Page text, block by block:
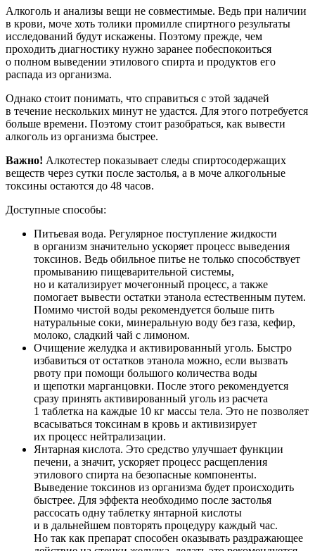
Алкоголь и анализы вещи не совместимые. Ведь при наличии
в крови, моче хоть толики промилле спиртного результаты
исследований будут искажены. Поэтому прежде, чем
проходить диагностику нужно заранее побеспокоиться
о полном выведении этилового спирта и продуктов его
распада из организма.
Однако стоит понимать, что справиться с этой задачей
в течение нескольких минут не удастся. Для этого потребуется
больше времени. Поэтому стоит разобраться, как вывести
алкоголь из организма быстрее.
Важно! Алкотестер показывает следы спиртосодержащих
веществ через сутки после застолья, а в моче алкогольные
токсины остаются до 48 часов.
Доступные способы:
Питьевая вода. Регулярное поступление жидкости
в организм значительно ускоряет процесс выведения
токсинов. Ведь обильное питье не только способствует
промыванию пищеварительной системы,
но и катализирует мочегонный процесс, а также
помогает вывести остатки этанола естественным путем.
Помимо чистой воды рекомендуется больше пить
натуральные соки, минеральную воду без газа, кефир,
молоко, сладкий чай с лимоном.
Очищение желудка и активированный уголь. Быстро
избавиться от остатков этанола можно, если вызвать
рвоту при помощи большого количества воды
и щепотки марганцовки. После этого рекомендуется
сразу принять активированный уголь из расчета
1 таблетка на каждые 10 кг массы тела. Это не позволяет
всасываться токсинам в кровь и активизирует
их процесс нейтрализации.
Янтарная кислота. Это средство улучшает функции
печени, а значит, ускоряет процесс расщепления
этилового спирта на безопасные компоненты.
Выведение токсинов из организма будет происходить
быстрее. Для эффекта необходимо после застолья
рассосать одну таблетку янтарной кислоты
и в дальнейшем повторять процедуру каждый час.
Но так как препарат способен оказывать раздражающее